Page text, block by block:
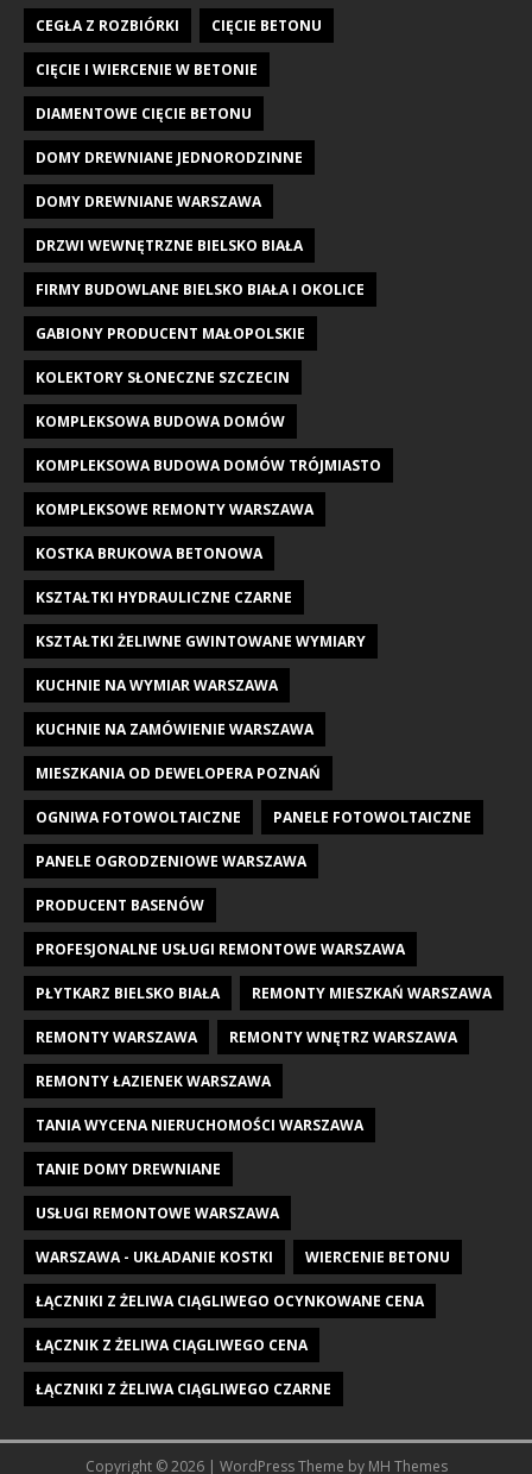
CEGŁA Z ROZBIÓRKI CIĘCIE BETONU
CIĘCIE I WIERCENIE W BETONIE
DIAMENTOWE CIĘCIE BETONU
DOMY DREWNIANE JEDNORODZINNE
DOMY DREWNIANE WARSZAWA
DRZWI WEWNĘTRZNE BIELSKO BIAŁA
FIRMY BUDOWLANE BIELSKO BIAŁA I OKOLICE
GABIONY PRODUCENT MAŁOPOLSKIE
KOLEKTORY SŁONECZNE SZCZECIN
KOMPLEKSOWA BUDOWA DOMÓW
KOMPLEKSOWA BUDOWA DOMÓW TRÓJMIASTO
KOMPLEKSOWE REMONTY WARSZAWA
KOSTKA BRUKOWA BETONOWA
KSZTAŁTKI HYDRAULICZNE CZARNE
KSZTAŁTKI ŻELIWNE GWINTOWANE WYMIARY
KUCHNIE NA WYMIAR WARSZAWA
KUCHNIE NA ZAMÓWIENIE WARSZAWA
MIESZKANIA OD DEWELOPERA POZNAŃ
OGNIWA FOTOWOLTAICZNE PANELE FOTOWOLTAICZNE
PANELE OGRODZENIOWE WARSZAWA
PRODUCENT BASENÓW
PROFESJONALNE USŁUGI REMONTOWE WARSZAWA
PŁYTKARZ BIELSKO BIAŁA REMONTY MIESZKAŃ WARSZAWA
REMONTY WARSZAWA REMONTY WNĘTRZ WARSZAWA
REMONTY ŁAZIENEK WARSZAWA
TANIA WYCENA NIERUCHOMOŚCI WARSZAWA
TANIE DOMY DREWNIANE
USŁUGI REMONTOWE WARSZAWA
WARSZAWA - UKŁADANIE KOSTKI WIERCENIE BETONU
ŁĄCZNIKI Z ŻELIWA CIĄGLIWEGO OCYNKOWANE CENA
ŁĄCZNIK Z ŻELIWA CIĄGLIWEGO CENA
ŁĄCZNIKI Z ŻELIWA CIĄGLIWEGO CZARNE
Copyright © 2026 | WordPress Theme by MH Themes